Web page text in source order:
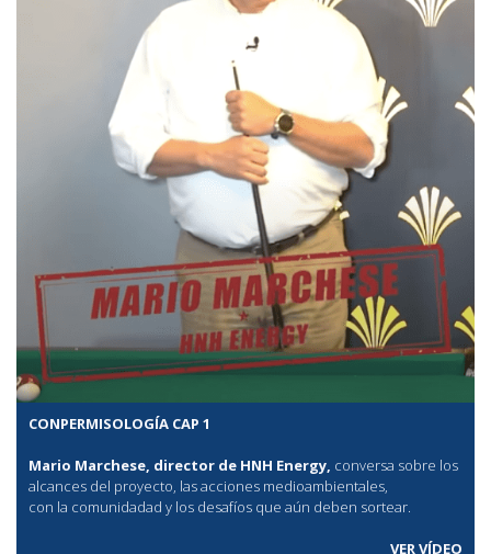
CONPERMISOLOGÍA CAP 1
Mario Marchese, director de HNH Energy, conversa sobre los
alcances del proyecto, las acciones medioambientales,
con la comunidadad y los desafíos que aún deben sortear.
VER VÍDEO